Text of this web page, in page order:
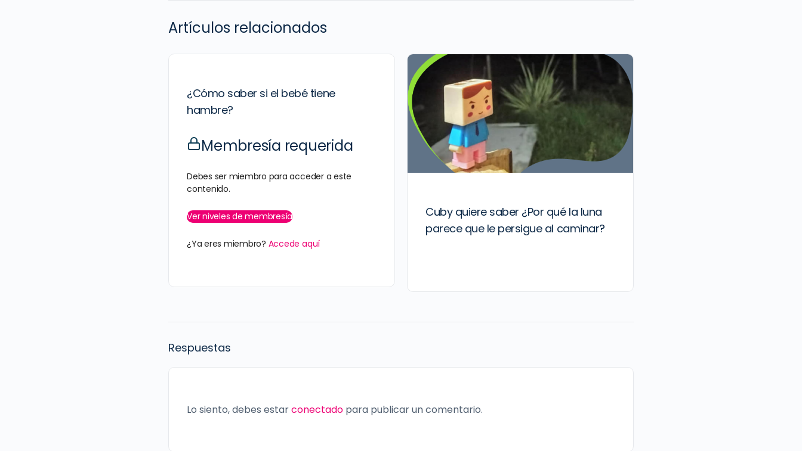
Artículos relacionados
¿Cómo saber si el bebé tiene
hambre?
Membresía requerida
Debes ser miembro para acceder a este
contenido.
Ver niveles de membresía
¿Ya eres miembro? Accede aquí
Cuby quiere saber ¿Por qué la luna
parece que le persigue al caminar?
Respuestas
Lo siento, debes estarconectado para publicar un comentario.